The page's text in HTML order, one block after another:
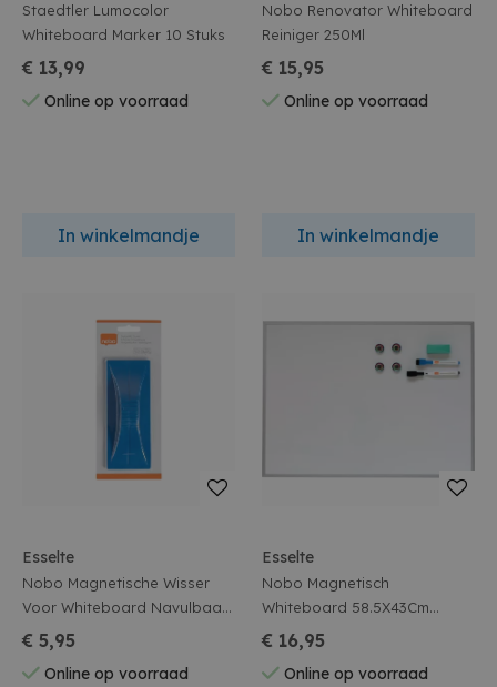
Staedtler Lumocolor
Whiteboard Marker 10 Stuks
€ 13,99
Online op voorraad
In winkelmandje
Nobo Renovator Whiteboard
Reiniger 250Ml
€ 15,95
Online op voorraad
In winkelmandje
Esselte
Nobo Magnetische Wisser
Voor Whiteboard Navulbaar
Blauw Blister
€ 5,95
Online op voorraad
Esselte
Nobo Magnetisch
Whiteboard 58.5X43Cm
Aluminium Lijst Met
Accessoires
€ 16,95
Online op voorraad